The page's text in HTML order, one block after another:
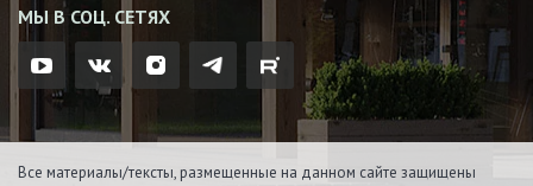
МЫ В СОЦ. СЕТЯХ
Все материалы/тексты, размещенные на данном сайте защищены